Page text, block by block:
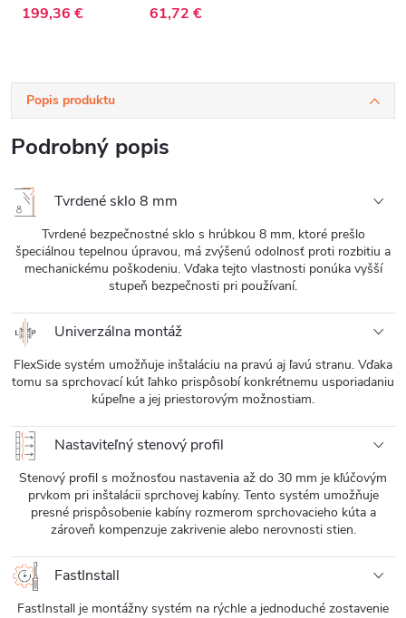
sklo - 110x200
199,36 €
matná - 30 až
61,72 €
Popis produktu
Podrobný popis
Tvrdené sklo 8 mm
Tvrdené bezpečnostné sklo s hrúbkou 8 mm, ktoré prešlo
špeciálnou tepelnou úpravou, má zvýšenú odolnosť proti rozbitiu a
mechanickému poškodeniu. Vďaka tejto vlastnosti ponúka vyšší
stupeň bezpečnosti pri používaní.
Univerzálna montáž
FlexSide systém umožňuje inštaláciu na pravú aj ľavú stranu. Vďaka
tomu sa sprchovací kút ľahko prispôsobí konkrétnemu usporiadaniu
kúpeľne a jej priestorovým možnostiam.
Nastaviteľný stenový profil
Stenový profil s možnosťou nastavenia až do 30 mm je kľúčovým
prvkom pri inštalácii sprchovej kabíny. Tento systém umožňuje
presné prispôsobenie kabíny rozmerom sprchovacieho kúta a
zároveň kompenzuje zakrivenie alebo nerovnosti stien.
FastInstall
FastInstall je montážny systém na rýchle a jednoduché zostavenie